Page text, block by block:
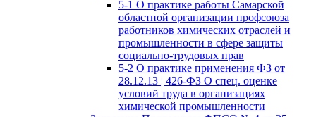
5-1 О практике работы Самарской
областной организации профсоюза
работников химических отраслей и
промышленности в сфере защиты
социально-трудовых прав
5-2 О практике применения ФЗ от
28.12.13 ¦ 426-ФЗ О спец. оценке
условий труда в организациях
химической промышленности